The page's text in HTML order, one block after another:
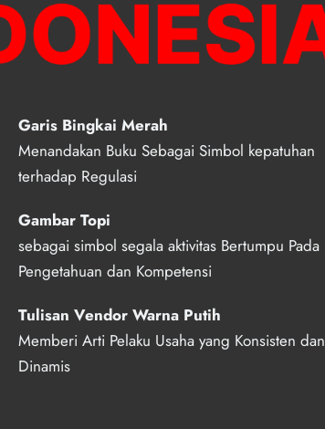
Garis Bingkai Merah
Menandakan Buku Sebagai Simbol kepatuhan
terhadap Regulasi
Gambar Topi
sebagai simbol segala aktivitas Bertumpu Pada
Pengetahuan dan Kompetensi
Tulisan Vendor Warna Putih
Memberi Arti Pelaku Usaha yang Konsisten dan
Dinamis